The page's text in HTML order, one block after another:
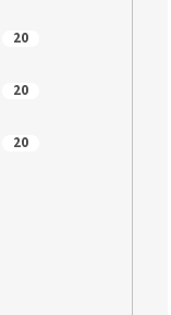
20
20
20